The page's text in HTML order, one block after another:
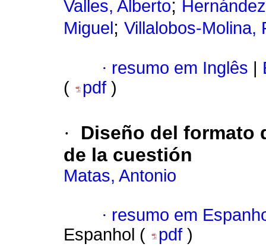
Valles, Alberto;
Miguel ; Villalobos-Molina,
· resumo em Inglês
(
pdf )
·
Diseño del formato
de la cuestión
Matas, Antonio
· resumo em
Espanhol (
pdf )